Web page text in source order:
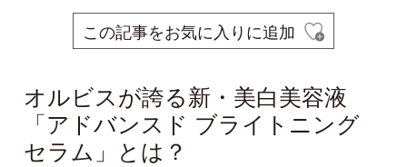
この記事をお気に入りに追加
オルビスが誇る新・美白美容液
「アドバンスド ブライトニング
セラム」とは？